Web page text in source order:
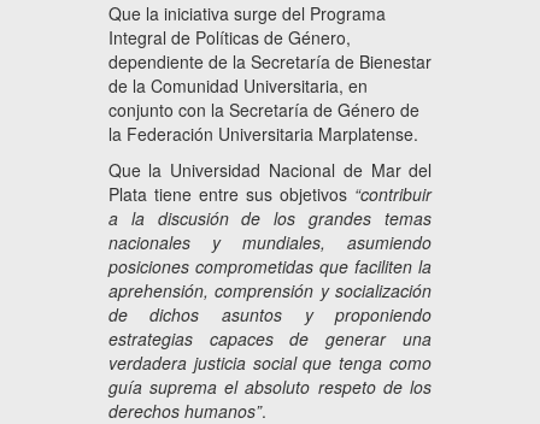
Que la iniciativa surge del Programa
Integral de Políticas de Género,
dependiente de la Secretaría de Bienestar
de la Comunidad Universitaria, en
conjunto con la Secretaría de Género de
la Federación Universitaria Marplatense.
Que la Universidad Nacional de Mar del
Plata tiene entre sus objetivos “contribuir
a la discusión de los grandes temas
nacionales y mundiales, asumiendo
posiciones comprometidas que faciliten la
aprehensión, comprensión y socialización
de dichos asuntos y proponiendo
estrategias capaces de generar una
verdadera justicia social que tenga como
guía suprema el absoluto respeto de los
derechos humanos”.